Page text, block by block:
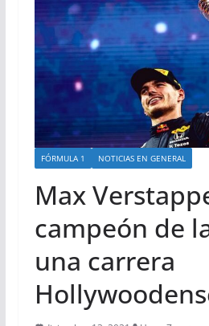
FÓRMULA 1 NOTICIAS EN GENERAL
Max
campeón de
una carrera